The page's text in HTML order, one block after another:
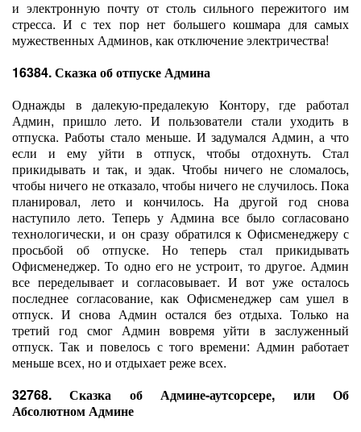
и электронную почту от столь сильного пережитого им
стресса. И с тех пор нет большего кошмара для самых
мужественных Админов, как отключение электричества!
16384. Сказка об отпуске Админа
Однажды в далекую-предалекую Контору, где работал
Админ, пришло лето. И пользователи стали уходить в
отпуска. Работы стало меньше. И задумался Админ, а что
если и ему уйти в отпуск, чтобы отдохнуть. Стал
прикидывать и так, и эдак. Чтобы ничего не сломалось,
чтобы ничего не отказало, чтобы ничего не случилось. Пока
планировал, лето и кончилось. На другой год снова
наступило лето. Теперь у Админа все было согласовано
технологически, и он сразу обратился к Офисменеджеру с
просьбой об отпуске. Но теперь стал прикидывать
Офисменеджер. То одно его не устроит, то другое. Админ
все переделывает и согласовывает. И вот уже осталось
последнее согласование, как Офисменеджер сам ушел в
отпуск. И снова Админ остался без отдыха. Только на
третий год смог Админ вовремя уйти в заслуженный
отпуск. Так и повелось с того времени: Админ работает
меньше всех, но и отдыхает реже всех.
32768. Сказка об Админе-аутсорсере, или Об
Абсолютном Админе